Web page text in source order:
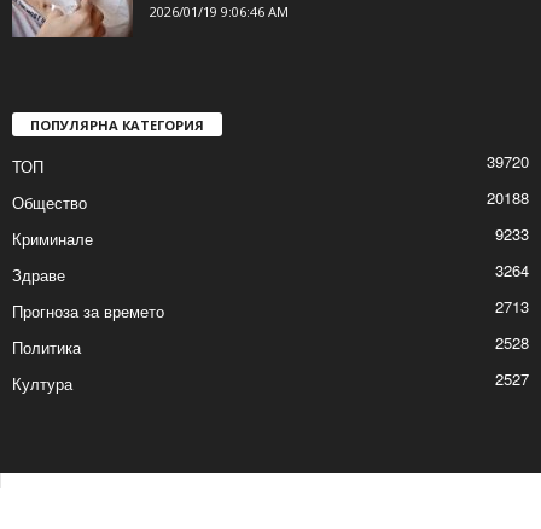
2026/01/19 9:06:46 AM
ПОПУЛЯРНА КАТЕГОРИЯ
ТОП
39720
Общество
20188
Криминале
9233
Здраве
3264
Прогноза за времето
2713
Политика
2528
Култура
2527